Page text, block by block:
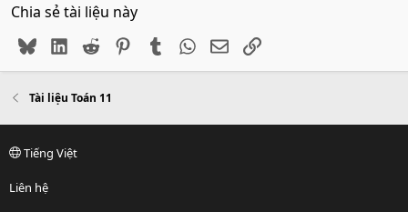
Chia sẻ tài liệu này
BlueskyLinkedIn
Reddit PinterestTumblr WhatsApp
EmailLink
Tài liệu Toán 11
Tiếng Việt
Liên hệ